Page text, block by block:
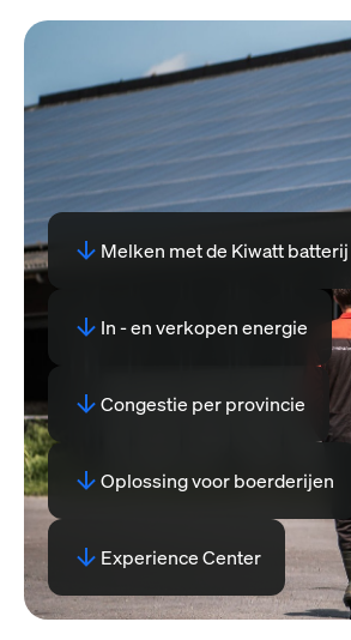
Melken met de Kiwatt batterij
In - en verkopen energie
Congestie per provincie
Oplossing voor boerderijen
Experience Center